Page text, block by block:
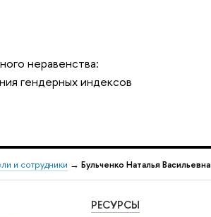
неравенства:
гендерных индексов
и сотрудники → Бульченко Наталья Васильевна
РЕСУРСЫ